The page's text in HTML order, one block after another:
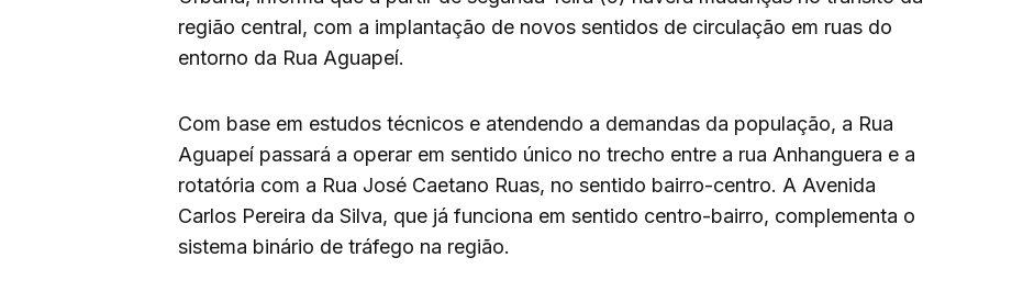
região central, com a implantação de novos sentidos de circulação em ruas do
entorno da Rua Aguapeí.
Com base em estudos técnicos e atendendo a demandas da população, a Rua
Aguapeí passará a operar em sentido único no trecho entre a rua Anhanguera e a
rotatória com a Rua José Caetano Ruas, no sentido bairro-centro. A Avenida
Carlos Pereira da Silva, que já funciona em sentido centro-bairro, complementa o
sistema binário de tráfego na região.